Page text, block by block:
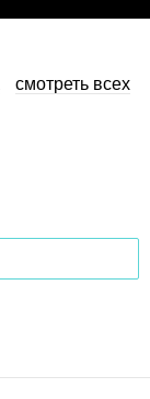
смотреть всех